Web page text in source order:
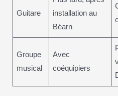
Guitare
installation au
Béarn
Groupe
musical
Avec
coéquipiers